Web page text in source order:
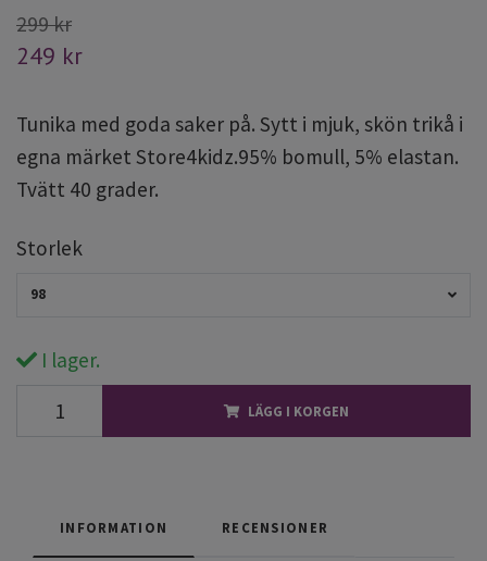
299 kr
249 kr
Tunika med goda saker på. Sytt i mjuk, skön trikå i
egna märket Store4kidz.95% bomull, 5% elastan.
Tvätt 40 grader.
Storlek
98
I lager.
LÄGG I KORGEN
INFORMATION RECENSIONER